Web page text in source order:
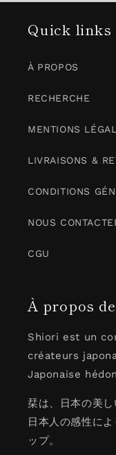
Quick links
À PROPOS
RECHERCHE
MENTIONS
LIVRAISONS &
CONDITIONS
NOUS
CGU
À propos
Shiori est un
créateurs
Japonaise
栞は、日本の美
日本人の感性に
ップ。